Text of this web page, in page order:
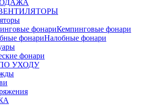
Кемпинговые фонари
Налобные фонари
фонари
УХОДУ